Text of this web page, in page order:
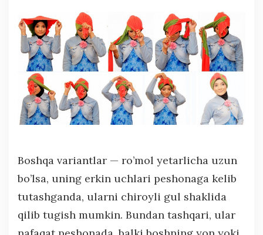
Boshqa variantlar — ro’mol yetarlicha uzun
bo’lsa, uning erkin uchlari peshonaga kelib
tutashganda, ularni chiroyli gul shaklida
qilib tugish mumkin. Bundan tashqari, ular